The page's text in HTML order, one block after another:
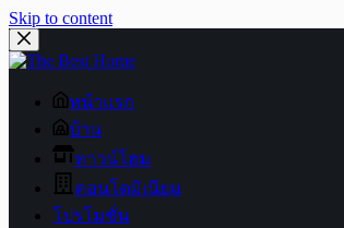
Skip to content
หน้าแรก
บ้าน
ทาวน์โฮม
คอนโดมิเนียม
โปรโมชั่น